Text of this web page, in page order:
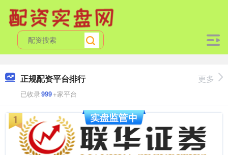
正规配资平台排行
已收录999+家平台
更多